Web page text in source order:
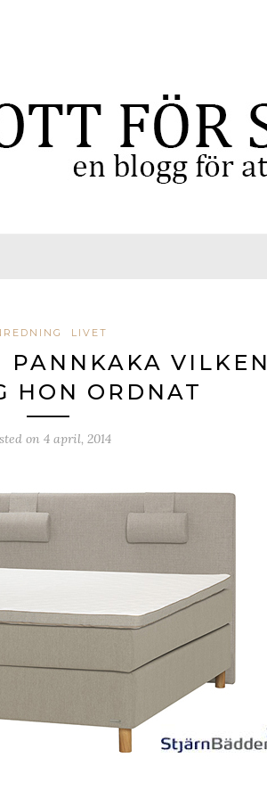
LIVET
PANNKAKA VILKEN
HON ORDNAT
on 4 april, 2014